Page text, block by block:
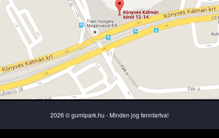
2026 © gumipark.hu - Minden jog fenntartva!